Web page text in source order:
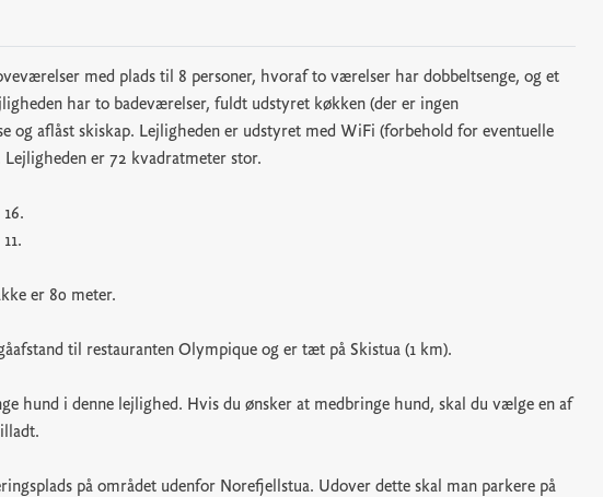
med plads til 8 personer, hvoraf to værelser har dobbeltsenge, og et
har to badeværelser, fuldt udstyret køkken (der er ingen
og aflåst skiskap. Lejligheden er udstyret med WiFi (forbehold for eventuelle
er 72 kvadratmeter stor.
er 80 meter.
til restauranten Olympique og er tæt på Skistua (1 km).
hund i denne lejlighed. Hvis du ønsker at medbringe hund, skal du vælge en af
på området udenfor Norefjellstua. Udover dette skal man parkere på